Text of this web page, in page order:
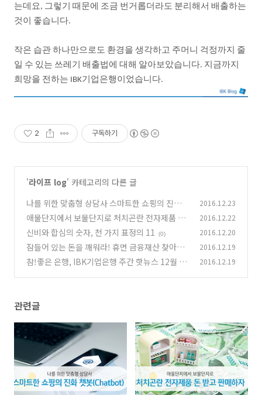
는데요 , 그렇기 때문에 조금 번거롭더라도 분리해서 배출하는
것이
좋습니다.
작은 습관하나만으로도 환경을 생각하고 주머니 걱정까지 줄
일 수 있는 쓰레기 배출법에 대해 알아보았습니다. 지금까지
희망을 전하는 IBK기업은행이었습니다.
2 구독하기
'라이프 log' 카테고리의 다른 글
나를 위한 맞춤형 상담사 스마트한 쇼핑의 진화
챗봇(Chatbot) (0)
2016.12.23
애물단지에서 보물단지로 처치곤란 전자제품 돈
받고 판매하자
(0)
2016.12.22
신비와 합심의 숫자, 천 가지 표정의 11 (0) 2016.12.20
잠들어 있는 돈을 깨워라! 휴면 금융재산 찾아가
세요!
(0)
2016.12.19
참!좋은 은행, IBK기업은행 주간 핫뉴스 12월 2
2016.12.19
관련글